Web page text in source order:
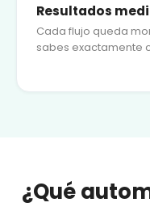
Resultados
Cada flujo queda
sabes exactamente
¿Qué